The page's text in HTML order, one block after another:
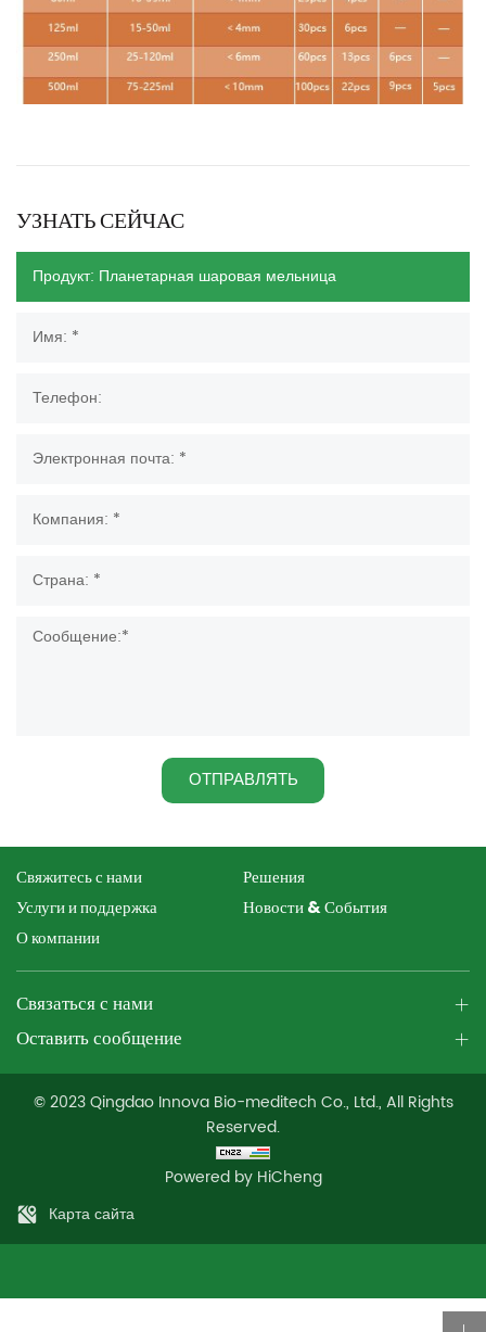
УЗНАТЬ СЕЙЧАС
ОТПРАВЛЯТЬ
Свяжитесь с нами
Решения
Услуги и поддержка
Новости & События
О компании
Связаться с нами
Оставить сообщение
© 2023 Qingdao Innova Bio-meditech Co., Ltd., All Rights
Reserved.
Powered by HiCheng
Карта сайта